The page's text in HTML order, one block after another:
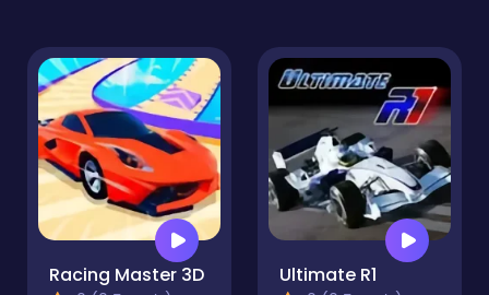
Racing Master 3D Ultimate R1